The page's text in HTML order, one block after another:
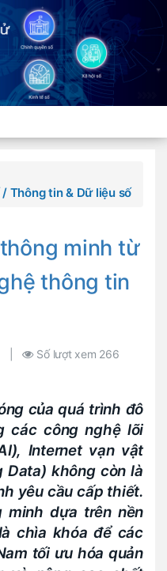
/ Thông tin & Dữ liệu số
minh từ
thông tin
Số lượt xem 266
của quá trình đô
các công nghệ lõi
Internet vạn vật
Data) không còn là
yêu cầu cấp thiết.
dựa trên nền
chìa khóa để các
tối ưu hóa quản